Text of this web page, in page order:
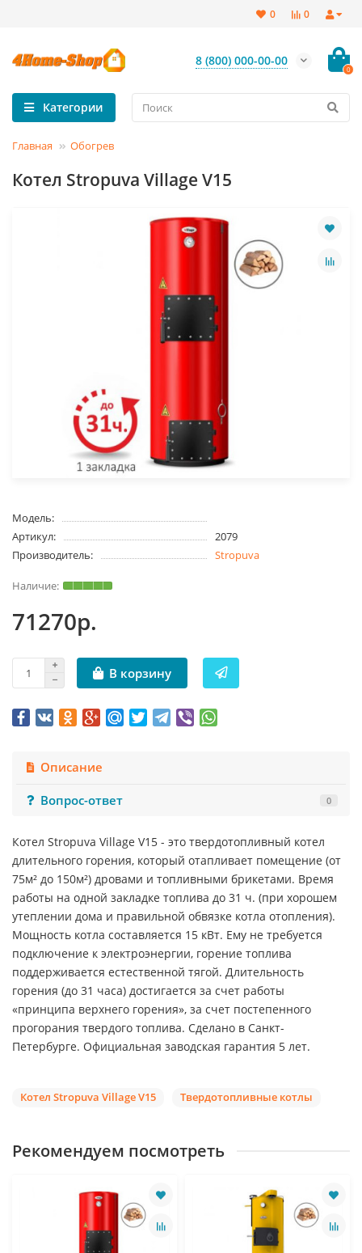
0
0
8 (800) 000-00-00
0
Категории
Главная Обогрев
Котел Stropuva Village V15
Модель:
Артикул:
2079
Производитель:
Stropuva
71270р.
В корзину
Описание
Вопрос-ответ
0
Котел Stropuva Village V15 - это твердотопливный котел
длительного горения, который отапливает помещение (от
75м² до 150м²) дровами и топливными брикетами. Время
работы на одной закладке топлива до 31 ч. (при хорошем
утеплении дома и правильной обвязке котла отопления).
Мощность котла составляется 15 кВт. Ему не требуется
подключение к электроэнергии, горение топлива
поддерживается естественной тягой. Длительность
горения (до 31 часа) достигается за счет работы
«принципа верхнего горения», за счет постепенного
прогорания твердого топлива. Сделано в Санкт-
Петербурге. Официальная заводская гарантия 5 лет.
Котел Stropuva Village V15 Твердотопливные котлы
Рекомендуем посмотреть